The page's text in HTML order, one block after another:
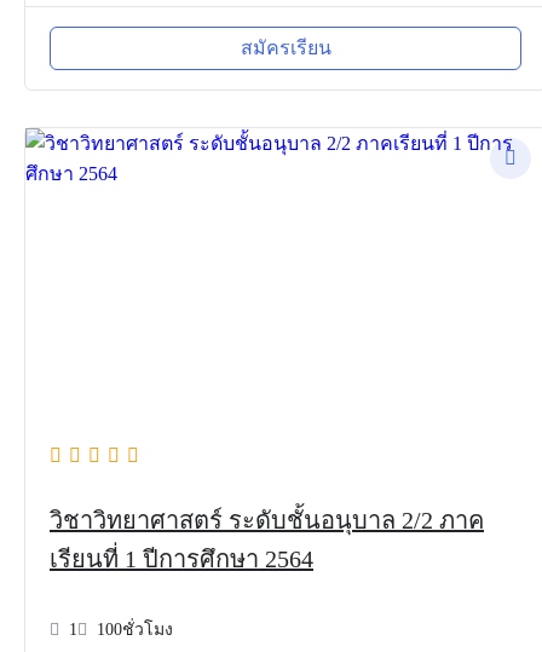
สมัครเรียน
วิชาวิทยาศาสตร์ ระดับชั้นอนุบาล 2/2 ภาค
เรียนที่ 1 ปีการศึกษา 2564
1 100ชั่วโมง